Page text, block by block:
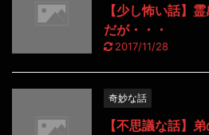
【少し怖い話】
だが・・・
2017/11/28
奇妙な話
【不思議な話】